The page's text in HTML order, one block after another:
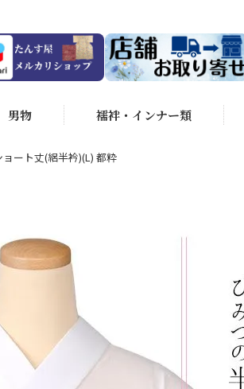
男物 襦袢・インナー類
ョート丈(絽半衿)(L) 都粋